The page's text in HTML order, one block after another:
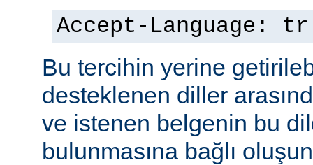
Accept-Language: tr
Bu tercihin yerine
desteklenen diller
ve istenen belgenin bu
bulunmasına bağlı